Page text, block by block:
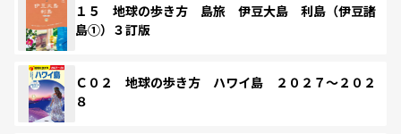
１５ 地球の歩き方 島旅 伊豆大島 利島（伊豆諸
島①）３訂版
Ｃ０２ 地球の歩き方 ハワイ島 ２０２７～２０２
８